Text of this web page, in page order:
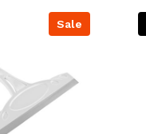
Sale